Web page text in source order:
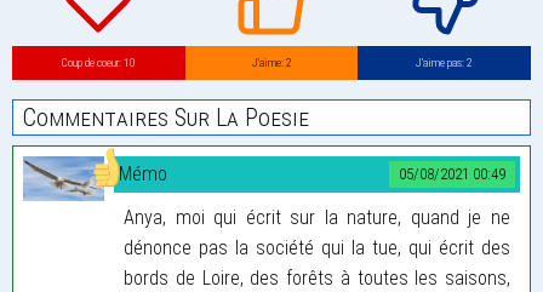
Coup de coeur: 10 J’aime: 2 J’aime pas: 2
Commentaires Sur La Poesie
05/08/2021 00:49
Mémo
Anya, moi qui écrit sur la nature, quand je ne
dénonce pas la société qui la tue, qui écrit des
bords de Loire, des forêts à toutes les saisons,